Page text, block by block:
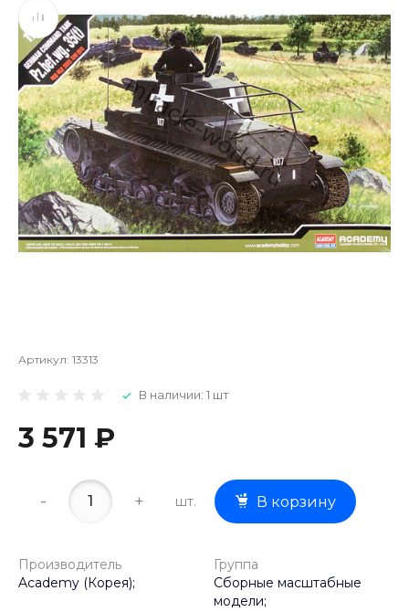
Артикул: 13313
В наличии: 1 шт
3 571 ₽
- + шт. В корзину
Производитель
Academy (Корея);
Группа
Сборные масштабные
модели;